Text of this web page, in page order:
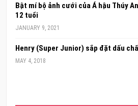
Bật mí bộ ảnh cưới của Á hậu Thúy
12 tuổi
JANUARY 9, 2021
Henry (Super Junior) sắp đặt dấu
MAY 4, 2018